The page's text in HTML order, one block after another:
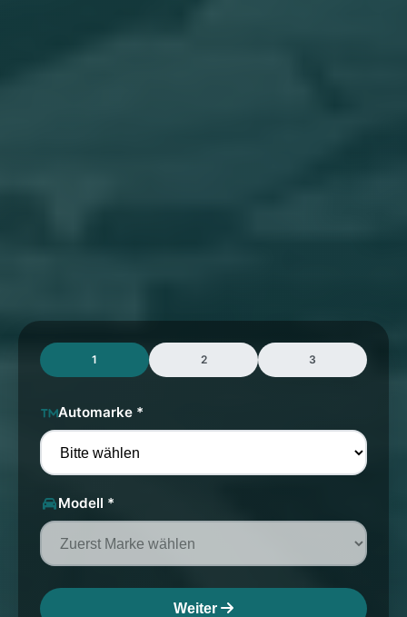
1 2 3
Automarke *
Modell *
Weiter